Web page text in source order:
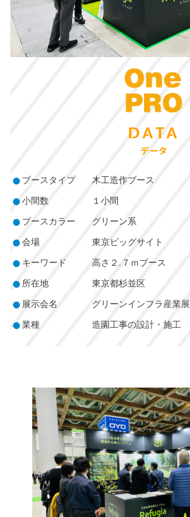
DATA
データ
ブースタイプ
木工造作ブース
小間数
１小間
ブースカラー
グリーン系
会場
東京ビッグサイト
キーワード
高さ２.７ｍブース
所在地
東京都杉並区
展示会名
グリーンインフラ産業展
業種
造園工事の設計・施工